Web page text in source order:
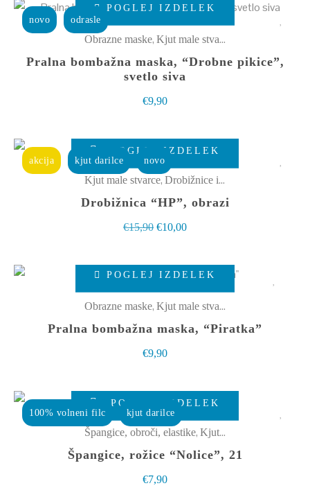
na
novo odrasle
POGLEJ IZDELEK
več
strani
Obrazne maske, Kjut male stvarce
Pralna bombažna maska, “Drobne pikice”,
svetlo siva
€9,90
akcija kjut darilce novo
POGLEJ IZDELEK
Kjut male stvarce, Drobižnice in toaletke
Drobižnica “HP”, obrazi
€15,90 Izvirna
je
€15,90.
€10,00Trenutna
je:
POGLEJ IZDELEK
Ta
več
na
izdelka
Obrazne maske, Kjut male stvarce
Pralna bombažna maska, “Piratka”
€9,90
100% volneni filc kjut darilce
POGLEJ IZDELEK
Špangice, obroči, elastike, Kjut male stvarce
Špangice, rožice “Nolice”, 21
€7,90